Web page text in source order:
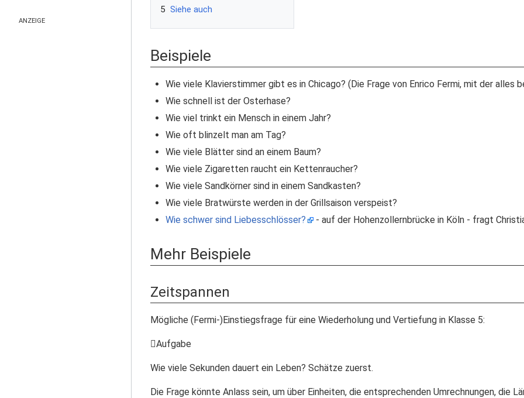
5 Siehe auch
Beispiele
Wie viele Klavierstimmer gibt es in Chicago? (Die Frage von Enrico Fermi, mit der alles
Wie schnell ist der Osterhase?
Wie viel trinkt ein Mensch in einem Jahr?
Wie oft blinzelt man am Tag?
Wie viele Blätter sind an einem Baum?
Wie viele Zigaretten raucht ein Kettenraucher?
Wie viele Sandkörner sind in einem Sandkasten?
Wie viele Bratwürste werden in der Grillsaison verspeist?
Wie schwer sind Liebesschlösser?
- auf der Hohenzollernbrücke in Köln - fragt
Mehr Beispiele
Zeitspannen
Mögliche (Fermi-)Einstiegsfrage für eine Wiederholung und Vertiefung in Klasse 5:
Aufgabe
Wie viele Sekunden dauert ein Leben? Schätze zuerst.
Die Frage könnte Anlass sein, um über Einheiten, die entsprechenden Umrechnungen, die
ANZEIGE